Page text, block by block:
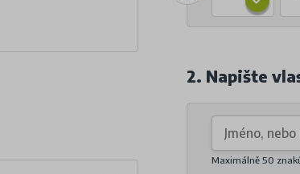
2. Napište
Maximálně 50